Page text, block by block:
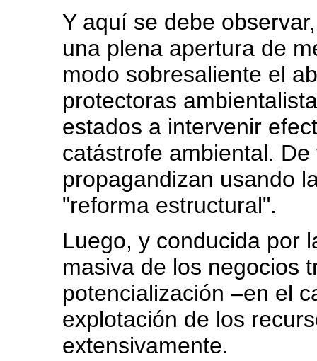
Y aquí se debe
una plena apertura de
modo sobresaliente el
protectoras
estados a intervenir
catástrofe ambiental.
propagandizan usando
"reforma estructural".
Luego, y conducida por
masiva de los negocios
potencialización –en el
explotación de los
extensivamente.